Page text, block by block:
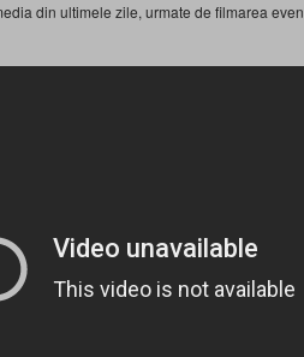
din ultimele zile, urmate de filmarea